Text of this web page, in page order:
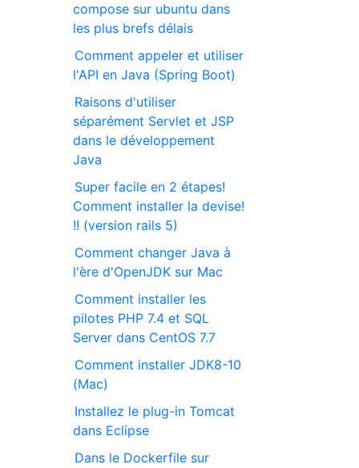
compose sur ubuntu dans
les plus brefs délais
Comment appeler et utiliser
l'API en Java (Spring Boot)
Raisons d'utiliser
séparément Servlet et JSP
dans le développement
Java
Super facile en 2 étapes!
Comment installer la devise!
!! (version rails 5)
Comment changer Java à
l'ère d'OpenJDK sur Mac
Comment installer les
pilotes PHP 7.4 et SQL
Server dans CentOS 7.7
Comment installer JDK8-10
(Mac)
Installez le plug-in Tomcat
dans Eclipse
Dans le Dockerfile sur